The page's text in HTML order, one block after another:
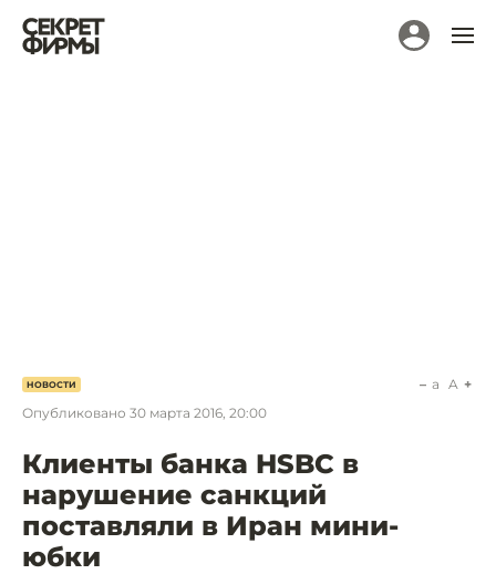
НОВОСТИ
Опубликовано 30 марта 2016, 20:00
a A
Клиенты банка HSBC в
нарушение санкций
поставляли в Иран мини-
юбки